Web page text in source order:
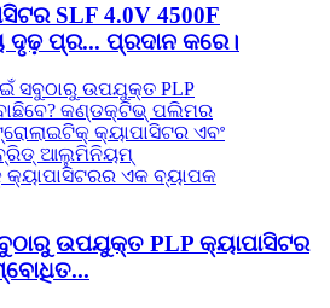
SLF 4.0V 4500F
ପ୍ର... ପ୍ରଦାନ କରେ।
ଉପଯୁକ୍ତ PLP କ୍ୟାପାସିଟର